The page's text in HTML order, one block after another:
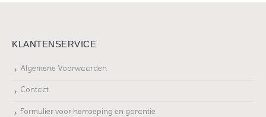
KLANTENSERVICE
Algemene Voorwaarden
Contact
Formulier voor herroeping en garantie